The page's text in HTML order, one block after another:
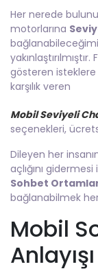
Her nerede
motorlarına
gösteren
karşılık veren
Mobil Seviyeli
seçenekleri,
Dileyen her
açlığını
Sohbet
bağlanabilmek
Mobil
Anlayışı